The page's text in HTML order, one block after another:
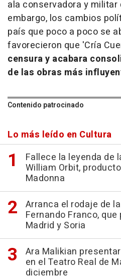
ala conservadora y militar
embargo, los cambios
país que poco a poco se
favorecieron que 'Cría
censura y acabara
de las obras más
Contenido patrocinado
Lo más leído en Cultura
Fallece la leyenda de
William Orbit,
Madonna
Arranca el rodaje de
Fernando Franco,
Madrid y Soria
Ara Malikian
en el Teatro Real de
diciembre